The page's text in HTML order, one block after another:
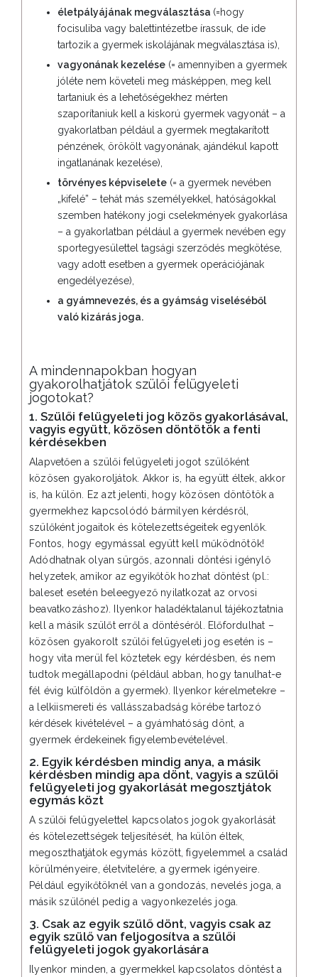
életpályájának megválasztása (=hogy
focisuliba vagy balettintézetbe írassuk, de ide
tartozik a gyermek iskolájának megválasztása is),
vagyonának kezelése (= amennyiben a gyermek
jóléte nem követeli meg másképpen, meg kell
tartaniuk és a lehetőségekhez mérten
szaporítaniuk kell a kiskorú gyermek vagyonát – a
gyakorlatban például a gyermek megtakarított
pénzének, örökölt vagyonának, ajándékul kapott
ingatlanának kezelése),
törvényes képviselete (= a gyermek nevében
„kifelé” – tehát más személyekkel, hatóságokkal
szemben hatékony jogi cselekmények gyakorlása
– a gyakorlatban például a gyermek nevében egy
sportegyesülettel tagsági szerződés megkötése,
vagy adott esetben a gyermek operációjának
engedélyezése),
a gyámnevezés, és a gyámság viseléséből
való kizárás joga.
A mindennapokban hogyan
gyakorolhatjátok szülői felügyeleti
jogotokat?
1. Szülői felügyeleti jog közös gyakorlásával,
vagyis együtt, közösen döntötök a fenti
kérdésekben
Alapvetően a szülői felügyeleti jogot szülőként
közösen gyakoroljátok. Akkor is, ha együtt éltek, akkor
is, ha külön. Ez azt jelenti, hogy közösen döntötök a
gyermekhez kapcsolódó bármilyen kérdésről,
szülőként jogaitok és kötelezettségeitek egyenlők.
Fontos, hogy egymással együtt kell működnötök!
Adódhatnak olyan sürgős, azonnali döntési igénylő
helyzetek, amikor az egyikőtök hozhat döntést (pl.:
baleset esetén beleegyező nyilatkozat az orvosi
beavatkozáshoz). Ilyenkor haladéktalanul tájékoztatnia
kell a másik szülőt erről a döntéséről. Előfordulhat –
közösen gyakorolt szülői felügyeleti jog esetén is –
hogy vita merül fel köztetek egy kérdésben, és nem
tudtok megállapodni (például abban, hogy tanulhat-e
fél évig külföldön a gyermek). Ilyenkor kérelmetekre –
a lelkiismereti és vallásszabadság körébe tartozó
kérdések kivételével – a gyámhatóság dönt, a
gyermek érdekeinek figyelembevételével.
2. Egyik kérdésben mindig anya, a másik
kérdésben mindig apa dönt, vagyis a szülői
felügyeleti jog gyakorlását megosztjátok
egymás közt
A szülői felügyelettel kapcsolatos jogok gyakorlását
és kötelezettségek teljesítését, ha külön éltek,
megoszthatjátok egymás között, figyelemmel a család
körülményeire, életvitelére, a gyermek igényeire.
Például egyikőtöknél van a gondozás, nevelés joga, a
másik szülőnél pedig a vagyonkezelés joga.
3. Csak az egyik szülő dönt, vagyis csak az
egyik szülő van feljogosítva a szülői
felügyeleti jogok gyakorlására
Ilyenkor minden, a gyermekkel kapcsolatos döntést a